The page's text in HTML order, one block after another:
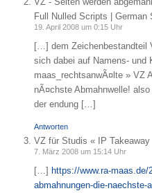
Full Nulled Scripts | German
19. April 2008 um 0:15 Uhr
[…] dem Zeichenbestandteil
sich dabei auf Namens- und
maas_rechtsanwÃ¤lte » VZ
nÃ¤chste Abmahnwelle!
der endung […]
Antworten
VZ für Studis « IP Takeaway
7. März 2008 um 15:14 Uhr
[…] https://www.ra-maas.de/
abmahnungen-die-naechste-